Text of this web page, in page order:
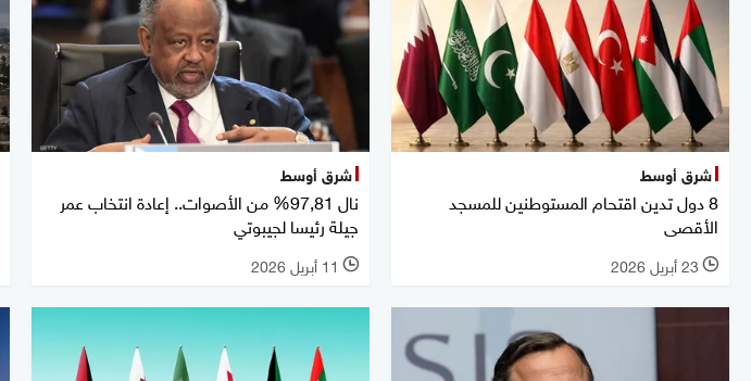
شرق أوسط
8 دول تدين اقتحام المستوطنين للمسجد
الأقصى
l 23 أبريل 2026
شرق أوسط
نال 97,81% من الأصوات.. إعادة انتخاب عمر
جيلة رئيسا لجيبوتي
l 11 أبريل 2026